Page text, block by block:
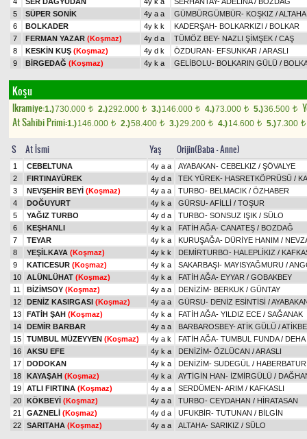
5
SÜPER SONİK 4y a a GÜMBÜRGÜMBÜR- KOŞKIZ /ALTAHA
6
BOLKADER 4y k k KADERŞAH- BOLKARKIZI / BOLKAR
7
FERMAN YAZAR (Koşmaz) 4y d a TÜMÖZ BEY- NAZLI ŞİMŞEK / CAŞ
8
KESKİN KUŞ (Koşmaz) 4y d k ÖZDURAN- EFSUNKAR /ARASLI
9
BİRGEDAĞ (Koşmaz) 4y k a GELİBOLU- BOLKARIN GÜLÜ /
Koşu
Ikramiye:1.)730.000 t 2.)292.000 t 3.)146.000 t 4.)73.000 t 5.)36.500 t
At Sahibi Primi:1.)146.000 t 2.)58.400 t 3.)29.200 t 4.)14.600 t 5.)7.300 t
S At İsmi Yaş Orijin(Baba - Anne)
1 CEBELTUNA 4y a a AYABAKAN- CEBELKIZ / ŞÖVALYE
2
FIRTINAYÜREK 4y d a TEK YÜREK- HASRETKÖPRÜSÜ /
3
NEVŞEHİR BEYİ (Koşmaz) 4y a a TURBO- BELMACIK / ÖZHABER
4
DOĞUYURT 4y k a GÜRSU-AFİLLİ / TOŞUR
5
YAĞIZ TURBO 4y d a TURBO- SONSUZ IŞIK / SÜLO
6
KEŞHANLI 4y k a FATİH AĞA- CANATEŞ / BOZDAĞ
7
TEYAR 4y k a KURUŞAĞA- DÜRİYE HANIM /
8
YEŞİLKAYA (Koşmaz) 4y k k DEMİRTURBO- HALEPLİKIZ /
9
KATICESUR (Koşmaz) 4y k a SAKARBAŞI- MAYISYAĞMURU /
10
ALÜNLÜHAT (Koşmaz) 4y k a FATİH AĞA- EYYAR / GOBAKBEY
11
BİZİMSOY (Koşmaz) 4y a a DENİZİM- BERKUK / GÜNTAY
12
DENİZ KASIRGASI (Koşmaz) 4y a a GÜRSU- DENİZ ESİNTİSİ /
13
FATİH ŞAH (Koşmaz) 4y k a FATİH AĞA- YILDIZ ECE / SAĞANAK
14
DEMİR BARBAR 4y a a BARBAROSBEY-ATİK GÜLÜ /
15
TUMBUL MÜZEYYEN (Koşmaz) 4y a k FATİH AĞA- TUMBUL FUNDA/ DEHA
16
AKSU EFE 4y k a DENİZİM- ÖZLÜCAN /ARASLI
17
DODOKAN 4y k a DENİZİM- SUDEGÜL / HABERBATUR
18
KAYAŞAH (Koşmaz) 4y k a AYTİGİN HAN- İZMİRGÜLÜ /
19
ATLI FIRTINA (Koşmaz) 4y a a SERDÜMEN-ARIM / KAFKASLI
20
KÖKBEYİ (Koşmaz) 4y a a TURBO- CEYDAHAN / HİRATASAN
21
GAZNELİ (Koşmaz) 4y d a UFUKBİR- TUTUNAN / BİLGİN
22
SARITAHA (Koşmaz) 4y a a ALTAHA- SARIKIZ / SÜLO